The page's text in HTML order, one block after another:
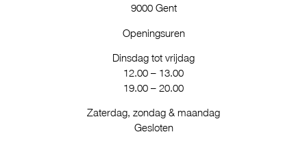
9000 Gent
Openingsuren
Dinsdag tot vrijdag
12.00 – 13.00
19.00 – 20.00
Zaterdag, zondag & maandag
Gesloten